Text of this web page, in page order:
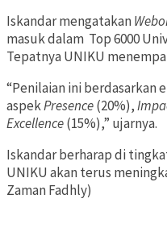
Iskandar mengatakan
masuk dalam Top 6000
Tepatnya UNIKU
“Penilaian ini berdasarkan
aspekPresence(20%),
Excellence(15%),” ujarnya.
Iskandar berharap di
UNIKU akan terus
Zaman Fadhly)